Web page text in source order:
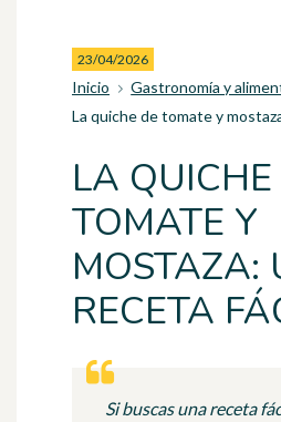
23/04/2026
Inicio
Gastronomía y
La quiche de tomate y
LA QUICHE
TOMATE Y
MOSTAZA:
RECETA
Si buscas una receta